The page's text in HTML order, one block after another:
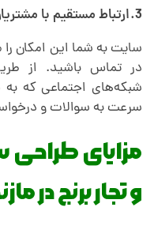
ب
ز
ت
ا
د
3.ارتباط مستقیم با مشتریان
سایت به شما این امکان
در تماس باشید. از
شبکه‌های اجتماعی که
سرعت به سوالات و
مزایای طراحی
و تجار برنج در